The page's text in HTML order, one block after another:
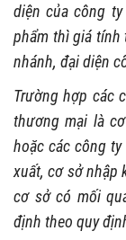
diện của công
phẩm thì giá tính
nhánh, đại diện
Trường hợp các
thương mại là
hoặc các công
xuất, cơ sở nhập
cơ sở có mối
định theo quy